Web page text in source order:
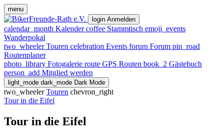
menu
login Anmelden
calendar_month Kalender coffee Stammtisch emoji_events
Wanderpokal
two_wheeler Touren celebration Events forum Forum pin_road
Routenplaner
photo_library Fotogalerie route GPS Routen book_2 Gästebuch
person_add Mitglied werden
light_mode dark_mode Dark Mode
two_wheeler Touren chevron_right
Tour in die Eifel
Tour in die Eifel